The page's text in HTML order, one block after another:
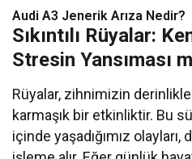
Audi A3 Jenerik Arıza Nedir?
Sıkıntılı Rüyalar:
Stresin Yansıması
Rüyalar, zihnimizin
karmaşık bir etkinliktir. Bu
içinde yaşadığımız